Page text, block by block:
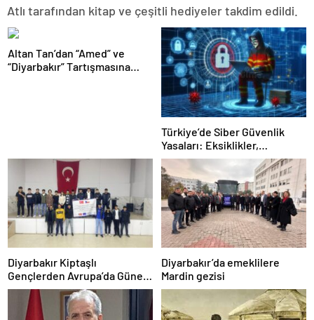
Atlı tarafından kitap ve çeşitli hediyeler takdim edildi.
Altan Tan’dan “Amed” ve
“Diyarbakır” Tartışmasına
Türkiye’de Siber Güvenlik
Yasaları: Eksiklikler,
Yanlışlıklar ve Acil Çözüm
Önerileri
Diyarbakır Kiptaşlı
Gençlerden Avrupa’da Güneş
Enerjisi Başarısı!
Diyarbakır’da emeklilere
Mardin gezisi